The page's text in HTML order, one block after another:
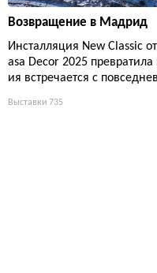
Возвращение в Мадрид
Инсталляция New Classic
asa Decor 2025
ия встречается с
Выставки 735